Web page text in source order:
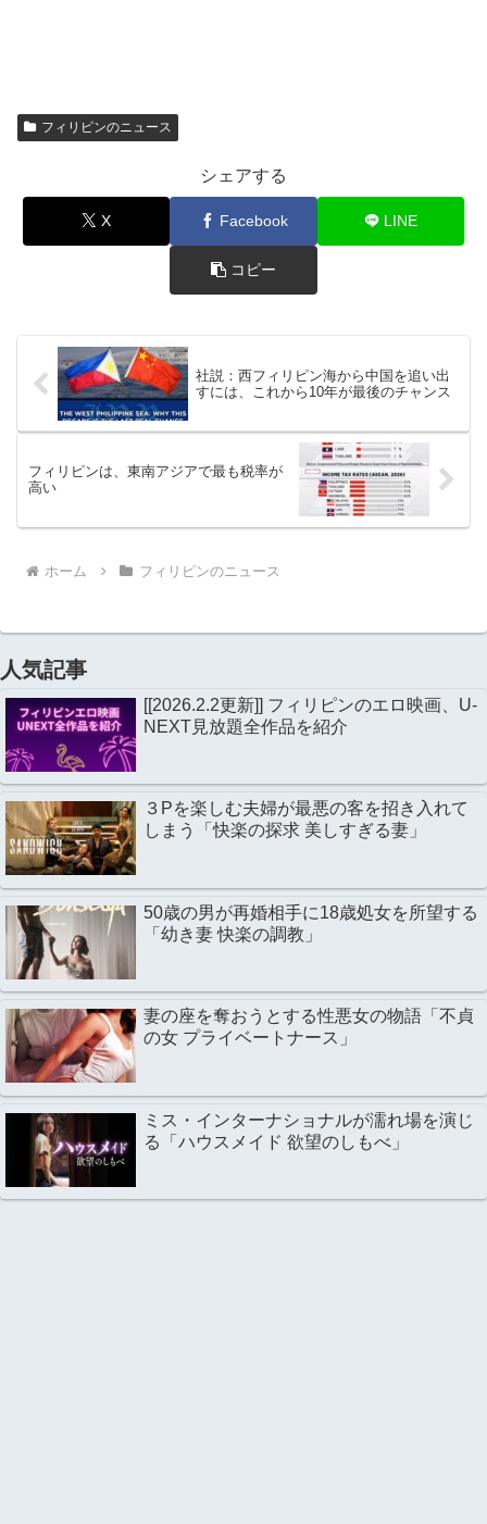
フィリピンのニュース
シェアする
X Facebook LINE
コピー
社説：西フィリピン海から中国を追い出
すには、これから10年が最後のチャンス
フィリピンは、東南アジアで最も税率が
高い
ホーム フィリピンのニュース
人気記事
[[2026.2.2更新]] フィリピンのエロ映画、U-
NEXT見放題全作品を紹介
３Pを楽しむ夫婦が最悪の客を招き入れて
しまう「快楽の探求 美しすぎる妻」
50歳の男が再婚相手に18歳処女を所望する
「幼き妻 快楽の調教」
妻の座を奪おうとする性悪女の物語「不貞
の女 プライベートナース」
ミス・インターナショナルが濡れ場を演じ
る「ハウスメイド 欲望のしもべ」